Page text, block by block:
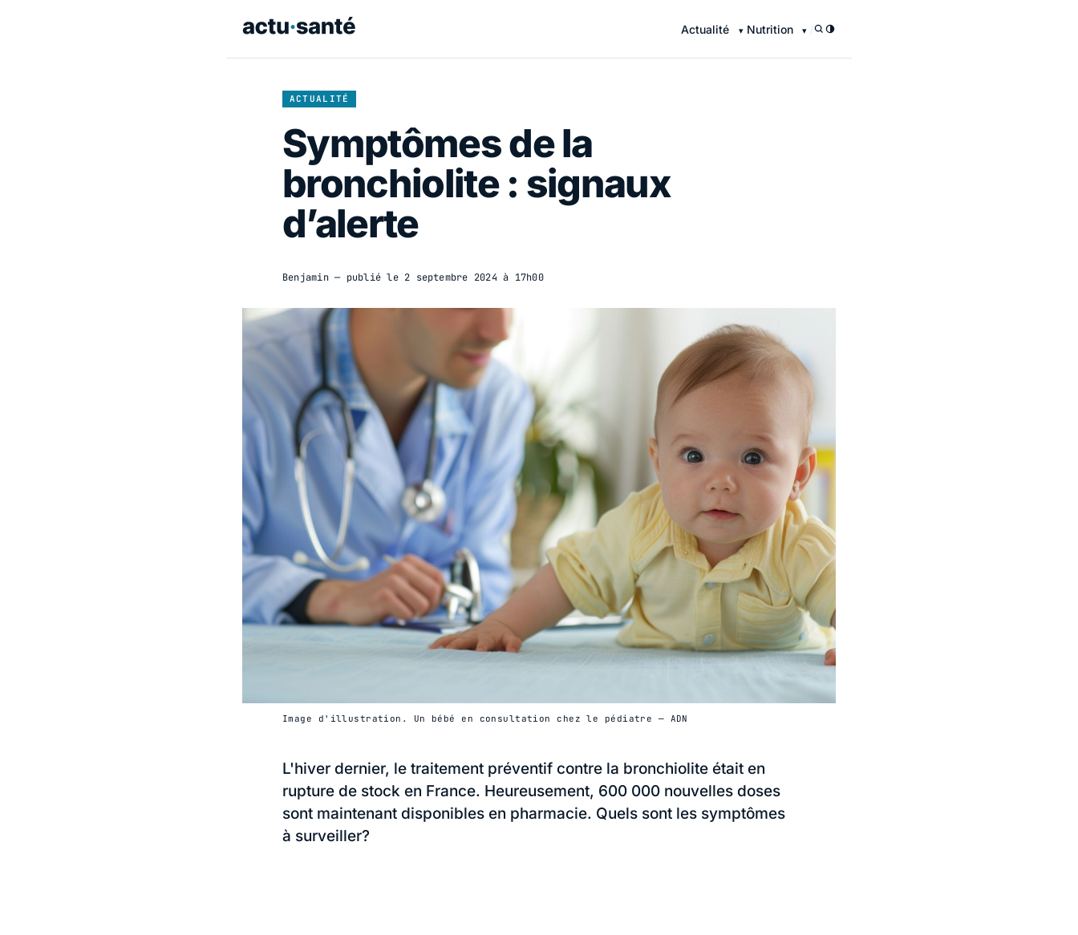
Actualité Nutrition /
ACTUALITÉ
Symptômes de la
bronchiolite : signaux
d’alerte
Benjamin— publié le 2 septembre 2024 à 17h00
Image d'illustration. Un bébé en consultation chez le pédiatre — ADN
L'hiver dernier, le traitement préventif contre la bronchiolite était en
rupture de stock en France. Heureusement, 600 000 nouvelles doses
sont maintenant disponibles en pharmacie. Quels sont les symptômes
à surveiller?